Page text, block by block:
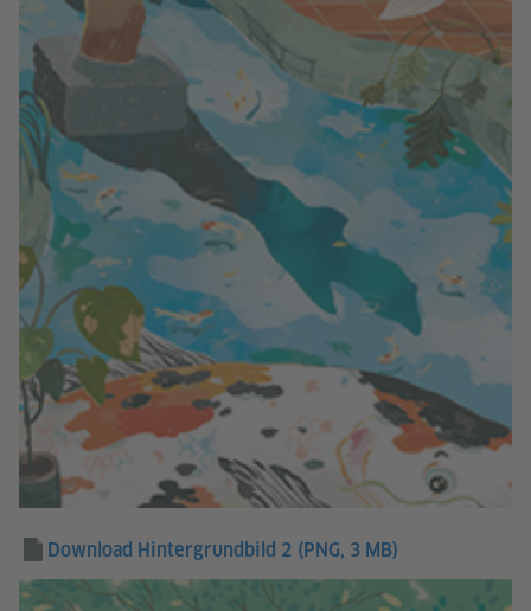
Download Hintergrundbild 2 (PNG, 3 MB)